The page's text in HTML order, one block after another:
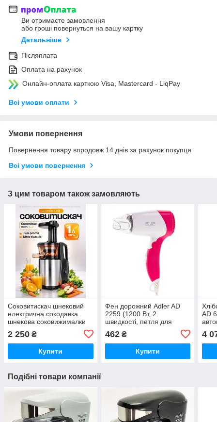
Ви отримаєте замовлення
або гроші повернуться на вашу картку
Детальніше
Післяплата
Оплата на рахунок
Онлайн-оплата карткою Visa, Mastercard - LiqPay
Всі умови оплати
Умови повернення
Повернення товару впродовж 14 днів за рахунок покупця
Всі умови повернення
З цим товаром також замовляють
Соковитискач шнековий
електрична сокодавка
шнекова соковижималки
яблук моркви зелені
селдерею фруктів овочів
2 250 ₴
Купити
Фен дорожний Adler AD
2259 (1200 Вт, 2
швидкості, петля для
підвішування, компактний)
462₴
Купити
AD
4
Подібні товари компанії